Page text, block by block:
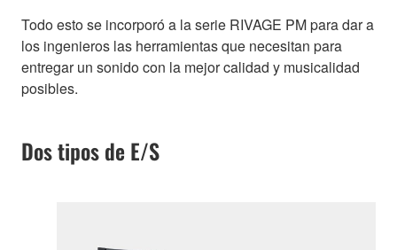
Todo esto se incorporó a la serie RIVAGE PM para dar a
los ingenieros las herramientas que necesitan para
entregar un sonido con la mejor calidad y musicalidad
posibles.
Dos tipos de E/S